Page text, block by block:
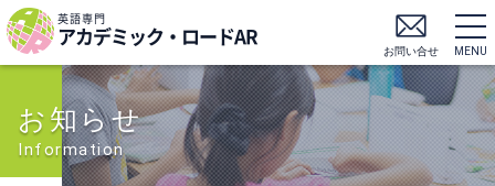
英語専門
アカデミック・ロードAR
お問い合せ MENU
お知らせ
Information